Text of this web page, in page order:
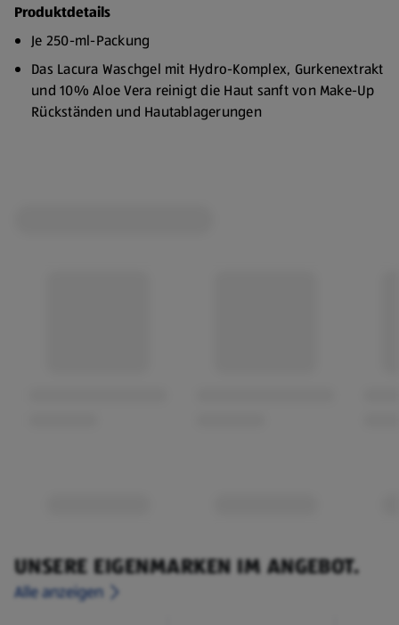
Produktdetails
Je 250-ml-Packung
Das Lacura Waschgel mit Hydro-Komplex, Gurkenextrakt
und 10% Aloe Vera reinigt die Haut sanft von Make-Up
Rückständen und Hautablagerungen
UNSERE EIGENMARKEN IM ANGEBOT.
Alle anzeigen